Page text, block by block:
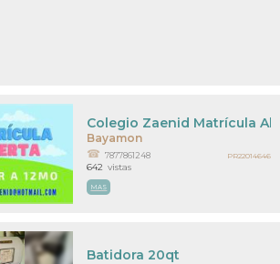
Bayamon
Colegio Zaenid Matrícula
7877861248
MAS
642 vistas
PR22014646
Batidora 20qt